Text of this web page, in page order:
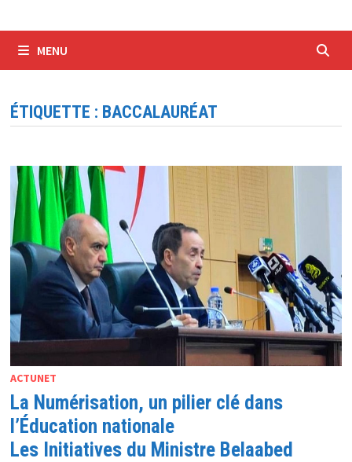
MENU
ÉTIQUETTE : BACCALAURÉAT
ACTUNET
La Numérisation, un pilier clé dans
l’Éducation nationale
Les Initiatives du Ministre Belaabed